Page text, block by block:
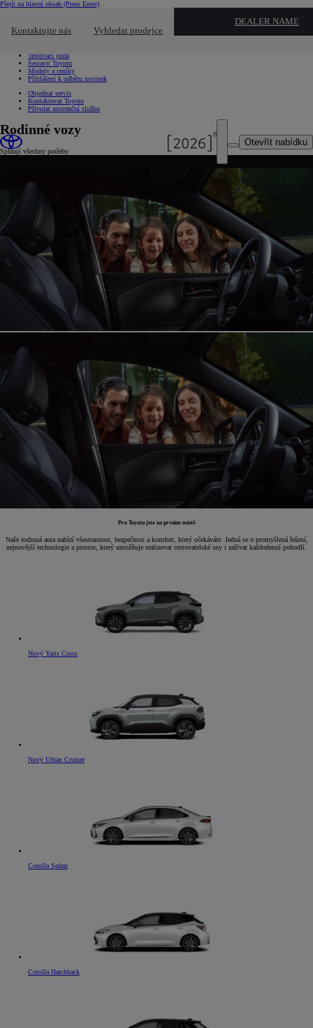
Přejít na hlavní obsah (Press Enter)
Kontaktujte nás Vyhledat prodejce
DEALER NAME
Chci... Kliknutím zavřete překryvné okno
Testovací jízda
Sestavit Toyotu
Modely a ceníky
Přihlášení k odběru novinek
Objednat servis
Kontaktovat Toyotu
Přivolat asistenční službu
Otevřít nabídku
Rodinné vozy
Splňují všechny potřeby
Pro Toyotu jste na prvním místě
Naše rodinná auta nabízí všestrannost, bezpečnost a komfort, který očekáváte. Jedná se o promyšlená řešení,
nejnovější technologie a prostor, který umožňuje realizovat cestovatelské sny i zažívat každodenní pohodlí.
Nový Yaris Cross
Nový Urban Cruiser
Corolla Sedan
Corolla Hatchback